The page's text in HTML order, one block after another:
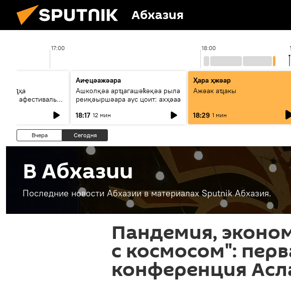
Абхазия
17:00 18:00
афестиваль
Аиҿцәажәара
Ашколқәа арҵагашәҟәқәа рыла
реиқәыршәара аус цоит: ахҳәаа
18:17 12 мин
Ҳара ҳжәар
Ажәак аҵакы
18:29 1 мин
Вчера Сегодня
В Абхазии
Последние новости Абхазии в материалах Sputnik Абхазия.
Пандемия,
с космосом":
конференция